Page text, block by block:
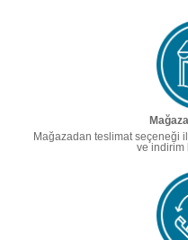
Mağazadan teslimat seçeneği
ve indirim